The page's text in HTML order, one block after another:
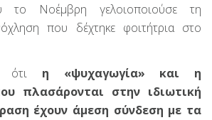
το Νοέμβρη γελοιοποιούσε τη
που δέχτηκε φοιτήτρια στο
ότι η «ψυχαγωγία» και η
πλασάρονται στην ιδιωτική
έχουν άμεση σύνδεση με τα